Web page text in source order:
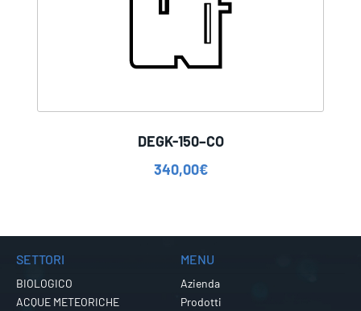
DEGK-150–CO
340,00€
SETTORI
BIOLOGICO
ACQUE METEORICHE
MENU
Azienda
Prodotti